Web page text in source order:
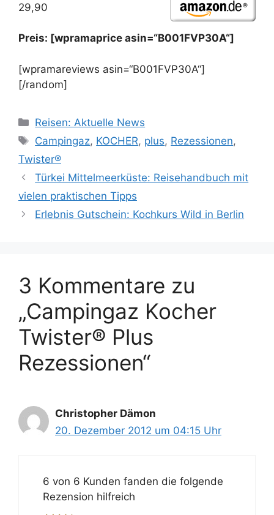
29,90
Preis: [wpramaprice asin=“B001FVP30A“]
[wpramareviews asin=“B001FVP30A“]
[/random]
Kategorien
Reisen: Aktuelle News
Schlagwörter
Campingaz, KOCHER, plus, Rezessionen,
Twister®
Türkei Mittelmeerküste: Reisehandbuch mit
vielen praktischen Tipps
Erlebnis Gutschein: Kochkurs Wild in Berlin
3 Kommentare zu
„Campingaz Kocher
Twister® Plus
Rezessionen“
Christopher Dämon
20. Dezember 2012 um 04:15 Uhr
6 von 6 Kunden fanden die folgende
Rezension hilfreich